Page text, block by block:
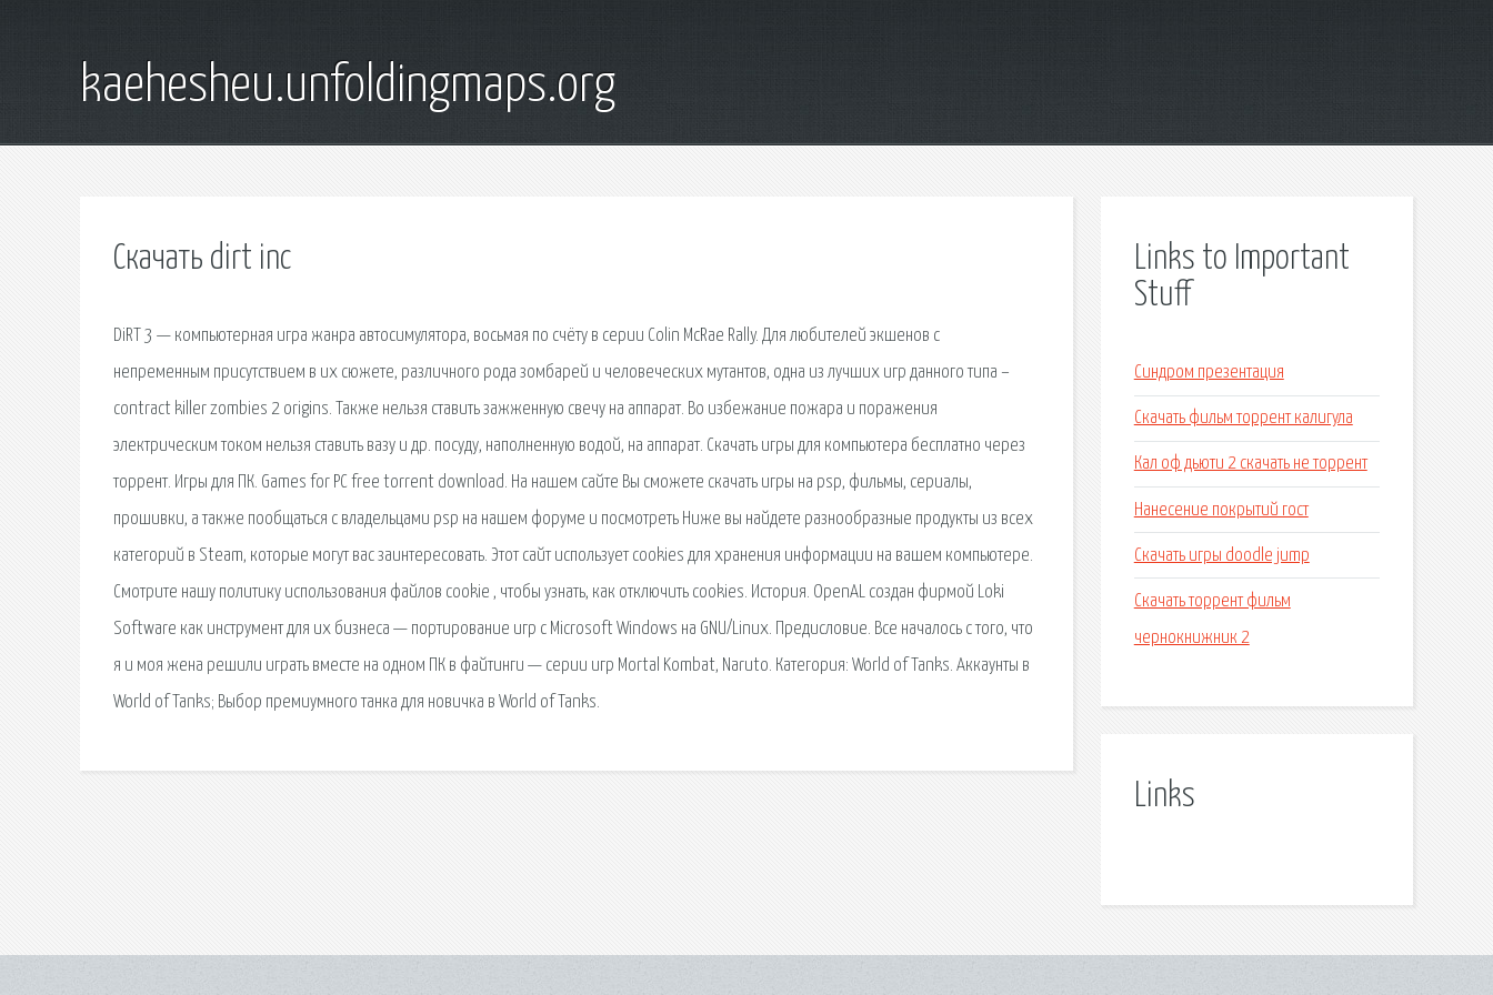
kaehesheu.unfoldingmaps.org
Скачать dirt inc
DiRT 3 — компьютерная игра жанра автосимулятора, восьмая по счёту в серии Colin McRae Rally. Для любителей экшенов с
непременным присутствием в их сюжете, различного рода зомбарей и человеческих мутантов, одна из лучших игр данного типа –
contract killer zombies 2 origins. Также нельзя ставить зажженную свечу на аппарат. Во избежание пожара и поражения
электрическим током нельзя ставить вазу и др. посуду, наполненную водой, на аппарат. Скачать игры для компьютера бесплатно через
торрент. Игры для ПК. Games for PC free torrent download. На нашем сайте Вы сможете скачать игры на psp, фильмы, сериалы,
прошивки, а также пообщаться с владельцами psp на нашем форуме и посмотреть Ниже вы найдете разнообразные продукты из всех
категорий в Steam, которые могут вас заинтересовать. Этот сайт использует cookies для хранения информации на вашем компьютере.
Смотрите нашу политику использования файлов cookie , чтобы узнать, как отключить cookies. История. OpenAL создан фирмой Loki
Software как инструмент для их бизнеса — портирование игр с Microsoft Windows на GNU/Linux. Предисловие. Все началось с того, что
я и моя жена решили играть вместе на одном ПК в файтинги — серии игр Mortal Kombat, Naruto. Категория: World of Tanks. Аккаунты в
World of Tanks; Выбор премиумного танка для новичка в World of Tanks.
Links to Important
Stuff
Синдром презентация
Скачать фильм торрент калигула
Кал оф дьюти 2 скачать не торрент
Нанесение покрытий гост
Скачать игры doodle jump
Скачать торрент фильм
чернокнижник 2
Links